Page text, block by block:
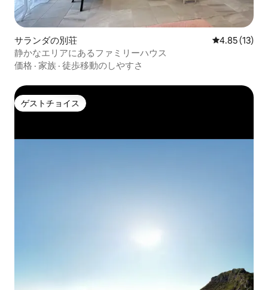
サランダの別荘 レビュー13
4.85 (13)
静かなエリアにあるファミリーハウス
価格 · 家族 · 徒歩移動のしやすさ
ゲストチョイス
ゲストチョイス